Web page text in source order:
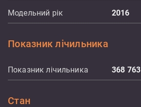
Модельний рік 2016
Показник лічильника
Показник лічильника 368 763
Стан